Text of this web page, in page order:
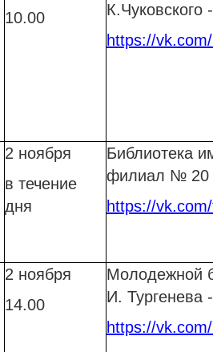
10.00
https://
2 ноября
в течение
дня
Библиотека
филиал № 20
https://
2 ноября
14.00
Молодежной
И.
https://